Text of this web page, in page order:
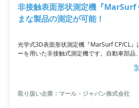
非接触表面形状測定機『MarSurf
まな製品の測定が可能！
光学式3D表面形状測定機『MarSurf CP/CL
ーを用いた非接触式測定機です。自動車部品
電池、電子部品・半導体、医療用高精密部品
ざまな業界・製品で多彩に使用できます。従
事例集もご用意しています。
取り扱い企業：マール・ジャパン株式会社